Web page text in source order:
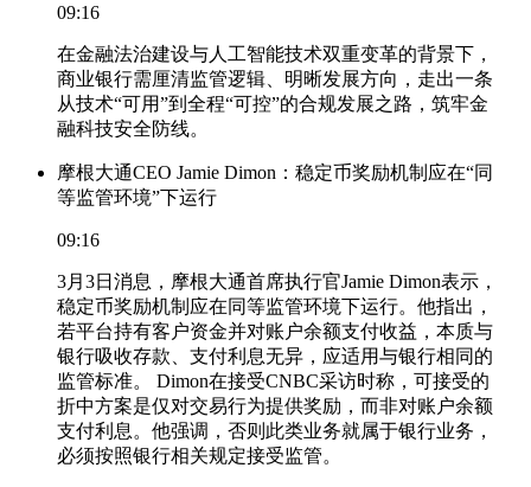
09:16
在金融法治建设与人工智能技术双重变革的背景下，
商业银行需厘清监管逻辑、明晰发展方向，走出一条
从技术“可用”到全程“可控”的合规发展之路，筑牢金
融科技安全防线。
摩根大通CEO Jamie Dimon：稳定币奖励机制应在“同
等监管环境”下运行
09:16
3月3日消息，摩根大通首席执行官Jamie Dimon表示，
稳定币奖励机制应在同等监管环境下运行。他指出，
若平台持有客户资金并对账户余额支付收益，本质与
银行吸收存款、支付利息无异，应适用与银行相同的
监管标准。 Dimon在接受CNBC采访时称，可接受的
折中方案是仅对交易行为提供奖励，而非对账户余额
支付利息。他强调，否则此类业务就属于银行业务，
必须按照银行相关规定接受监管。